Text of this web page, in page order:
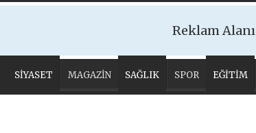
Reklam Alanı
SİYASET MAGAZİN SAĞLIK SPOR EĞİTİM